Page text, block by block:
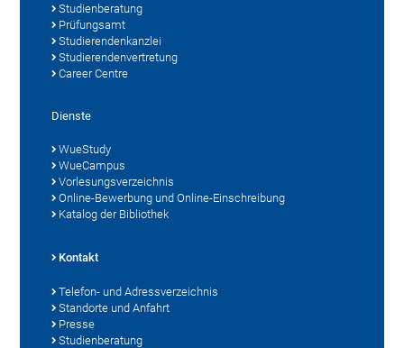
Studienberatung
Prüfungsamt
Studierendenkanzlei
Studierendenvertretung
Career Centre
Dienste
WueStudy
WueCampus
Vorlesungsverzeichnis
Online-Bewerbung und Online-Einschreibung
Katalog der Bibliothek
Kontakt
Telefon- und Adressverzeichnis
Standorte und Anfahrt
Presse
Studienberatung